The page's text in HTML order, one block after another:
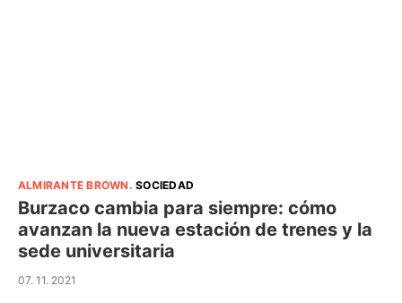
ALMIRANTE BROWN .SOCIEDAD
Burzaco cambia para siempre: cómo
avanzan la nueva estación de trenes y la
sede universitaria
07. 11. 2021